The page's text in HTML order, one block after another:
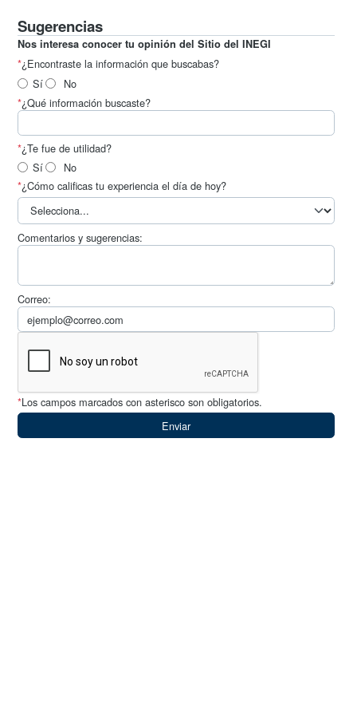
Sugerencias
Nos interesa conocer tu opinión del Sitio del INEGI
*¿Encontraste la información que buscabas?
Sí
No
*¿Qué información buscaste?
*¿Te fue de utilidad?
Sí
No
*¿Cómo calificas tu experiencia el día de hoy?
Comentarios y sugerencias:
Correo:
*Los campos marcados con asterisco son obligatorios.
Enviar